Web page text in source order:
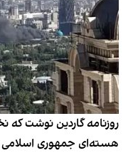
روزنامه گاردین نوشت که
هسته‌ای جمهوری اسلامی